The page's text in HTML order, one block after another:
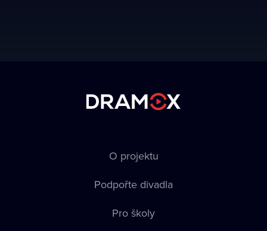
O projektu
Podpořte divadla
Pro školy